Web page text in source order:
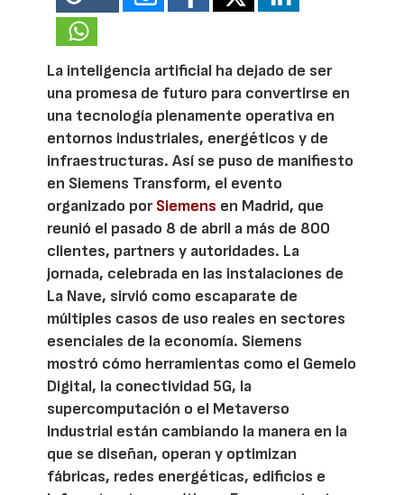
La inteligencia artificial ha dejado de ser
una promesa de futuro para convertirse en
una tecnología plenamente operativa en
entornos industriales, energéticos y de
infraestructuras. Así se puso de manifiesto
en Siemens Transform, el evento
organizado porSiemens en Madrid, que
reunió el pasado 8 de abril a más de 800
clientes, partners y autoridades. La
jornada, celebrada en las instalaciones de
La Nave, sirvió como escaparate de
múltiples casos de uso reales en sectores
esenciales de la economía. Siemens
mostró cómo herramientas como el Gemelo
Digital, la conectividad 5G, la
supercomputación o el Metaverso
Industrial están cambiando la manera en la
que se diseñan, operan y optimizan
fábricas, redes energéticas, edificios e